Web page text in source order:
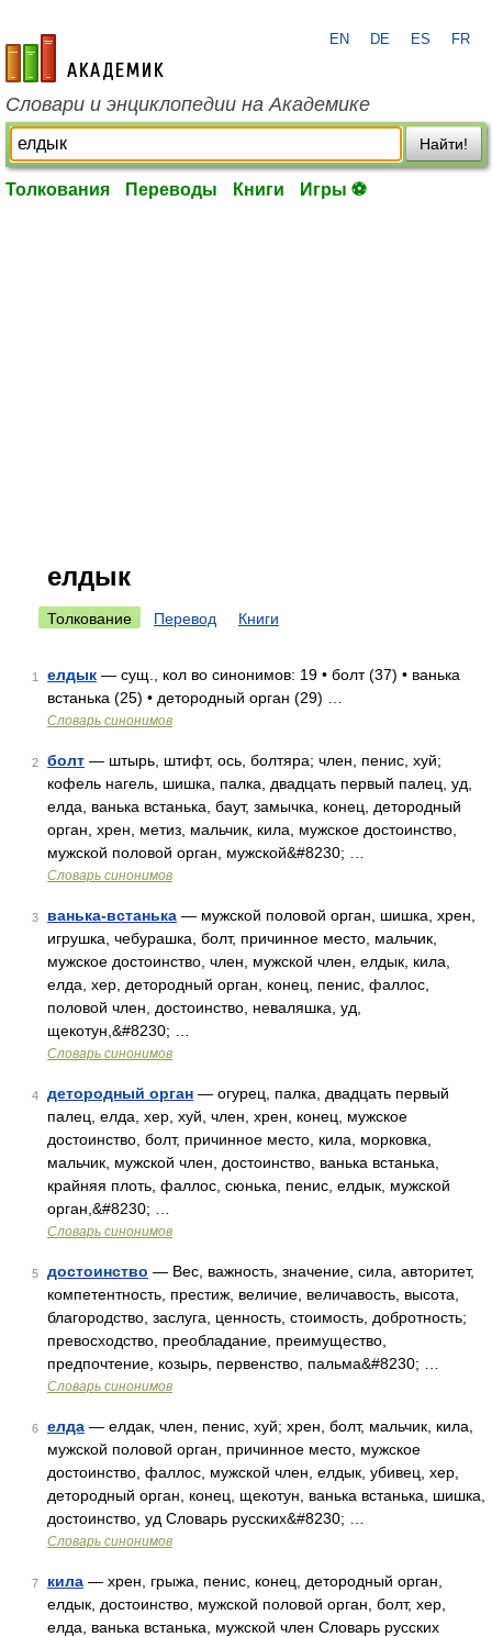
academic.ru
EN DE ES FR
Словари и энциклопедии на Академике
Найти!
Толкования Переводы Книги Игры ⚽
елдык
Толкование Перевод Книги
1 елдык — сущ., кол во синонимов: 19 • болт (37) • ванька
встанька (25) • детородный орган (29) …
Словарь синонимов
2 болт — штырь, штифт, ось, болтяра; член, пенис, хуй;
кофель нагель, шишка, палка, двадцать первый палец, уд,
елда, ванька встанька, баут, замычка, конец, детородный
орган, хрен, метиз, мальчик, кила, мужское достоинство,
мужской половой орган, мужской&#8230; …
Словарь синонимов
3 ванька-встанька — мужской половой орган, шишка, хрен,
игрушка, чебурашка, болт, причинное место, мальчик,
мужское достоинство, член, мужской член, елдык, кила,
елда, хер, детородный орган, конец, пенис, фаллос,
половой член, достоинство, неваляшка, уд,
щекотун,&#8230; …
Словарь синонимов
4 детородный орган — огурец, палка, двадцать первый
палец, елда, хер, хуй, член, хрен, конец, мужское
достоинство, болт, причинное место, кила, морковка,
мальчик, мужской член, достоинство, ванька встанька,
крайняя плоть, фаллос, сюнька, пенис, елдык, мужской
орган,&#8230; …
Словарь синонимов
5 достоинство — Вес, важность, значение, сила, авторитет,
компетентность, престиж, величие, величавость, высота,
благородство, заслуга, ценность, стоимость, добротность;
превосходство, преобладание, преимущество,
предпочтение, козырь, первенство, пальма&#8230; …
Словарь синонимов
6 елда — елдак, член, пенис, хуй; хрен, болт, мальчик, кила,
мужской половой орган, причинное место, мужское
достоинство, фаллос, мужской член, елдык, убивец, хер,
детородный орган, конец, щекотун, ванька встанька, шишка,
достоинство, уд Словарь русских&#8230; …
Словарь синонимов
7 кила — хрен, грыжа, пенис, конец, детородный орган,
елдык, достоинство, мужской половой орган, болт, хер,
елда, ванька встанька, мужской член Словарь русских